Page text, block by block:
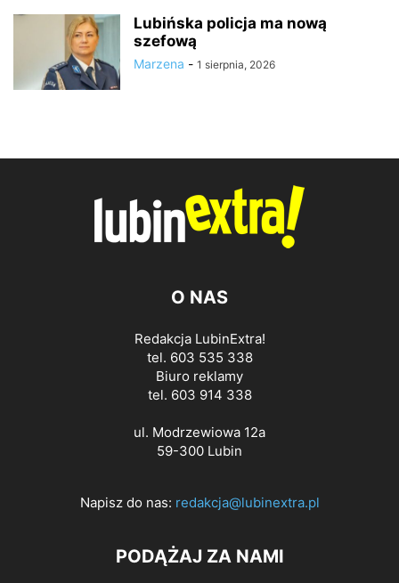
Lubińska policja ma nową
szefową
Marzena - 1 sierpnia, 2026
O NAS
Redakcja LubinExtra!
tel. 603 535 338
Biuro reklamy
tel. 603 914 338
ul. Modrzewiowa 12a
59-300 Lubin
Napisz do nas: redakcja@lubinextra.pl
PODĄŻAJ ZA NAMI